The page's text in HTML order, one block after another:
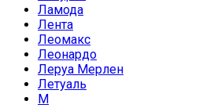
Ламода
Лента
Леомакс
Леонардо
Леруа Мерлен
Летуаль
М